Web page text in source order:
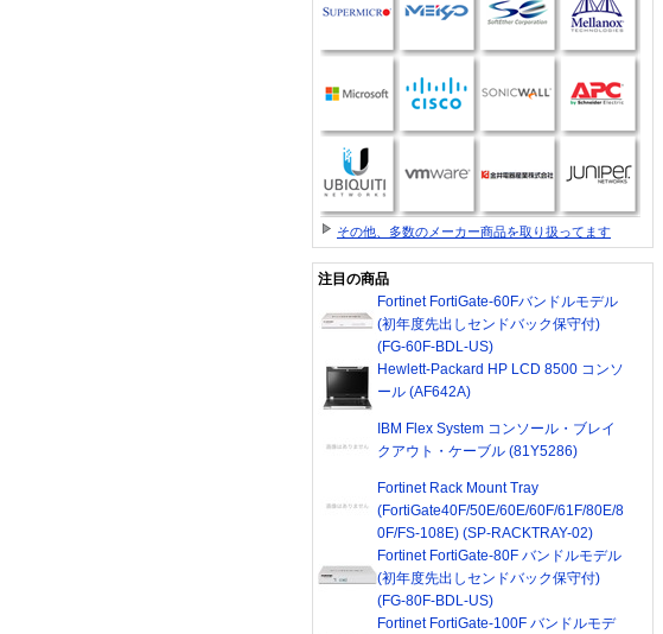
その他、多数のメーカー商品を取り扱ってます
注目の商品
Fortinet FortiGate-60Fバンドルモデル
(初年度先出しセンドバック保守付)
(FG-60F-BDL-US)
Hewlett-Packard HP LCD 8500 コンソ
ール (AF642A)
IBM Flex System コンソール・ブレイ
クアウト・ケーブル (81Y5286)
Fortinet Rack Mount Tray
(FortiGate40F/50E/60E/60F/61F/80E/8
0F/FS-108E) (SP-RACKTRAY-02)
Fortinet FortiGate-80F バンドルモデル
(初年度先出しセンドバック保守付)
(FG-80F-BDL-US)
Fortinet FortiGate-100F バンドルモデ